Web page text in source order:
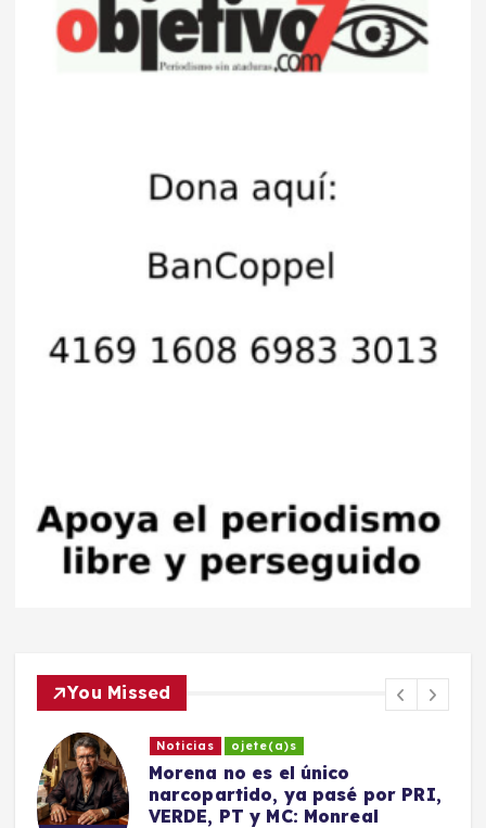
You Missed
Noticias ojete(a)s
Morena no es el único
narcopartido, ya pasé por PRI,
VERDE, PT y MC: Monreal